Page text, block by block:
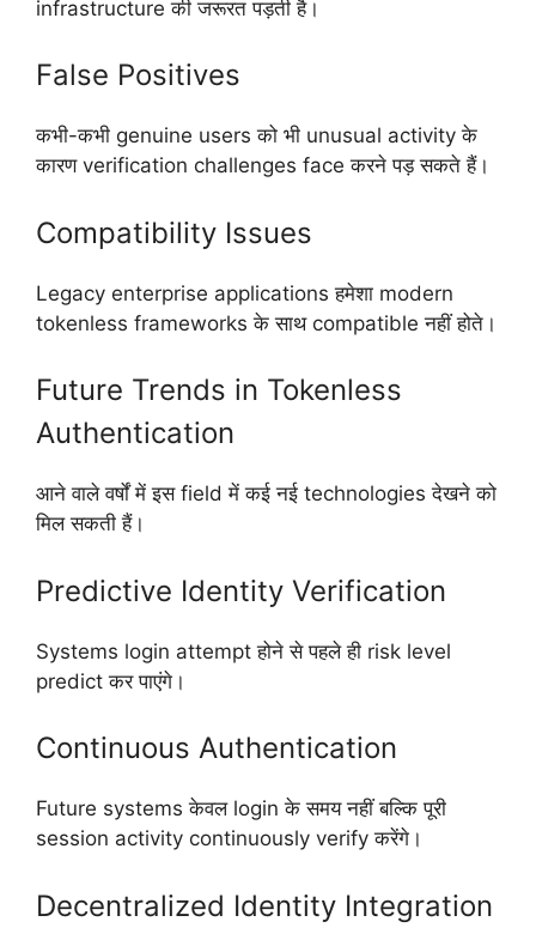
infrastructure की जरूरत पड़ती है।
False Positives
कभी-कभी genuine users को भी unusual activity के
कारण verification challenges face करने पड़ सकते हैं।
Compatibility Issues
Legacy enterprise applications हमेशा modern
tokenless frameworks के साथ compatible नहीं होते।
Future Trends in Tokenless
Authentication
आने वाले वर्षों में इस field में कई नई technologies देखने को
मिल सकती हैं।
Predictive Identity Verification
Systems login attempt होने से पहले ही risk level
predict कर पाएंगे।
Continuous Authentication
Future systems केवल login के समय नहीं बल्कि पूरी
session activity continuously verify करेंगे।
Decentralized Identity Integration